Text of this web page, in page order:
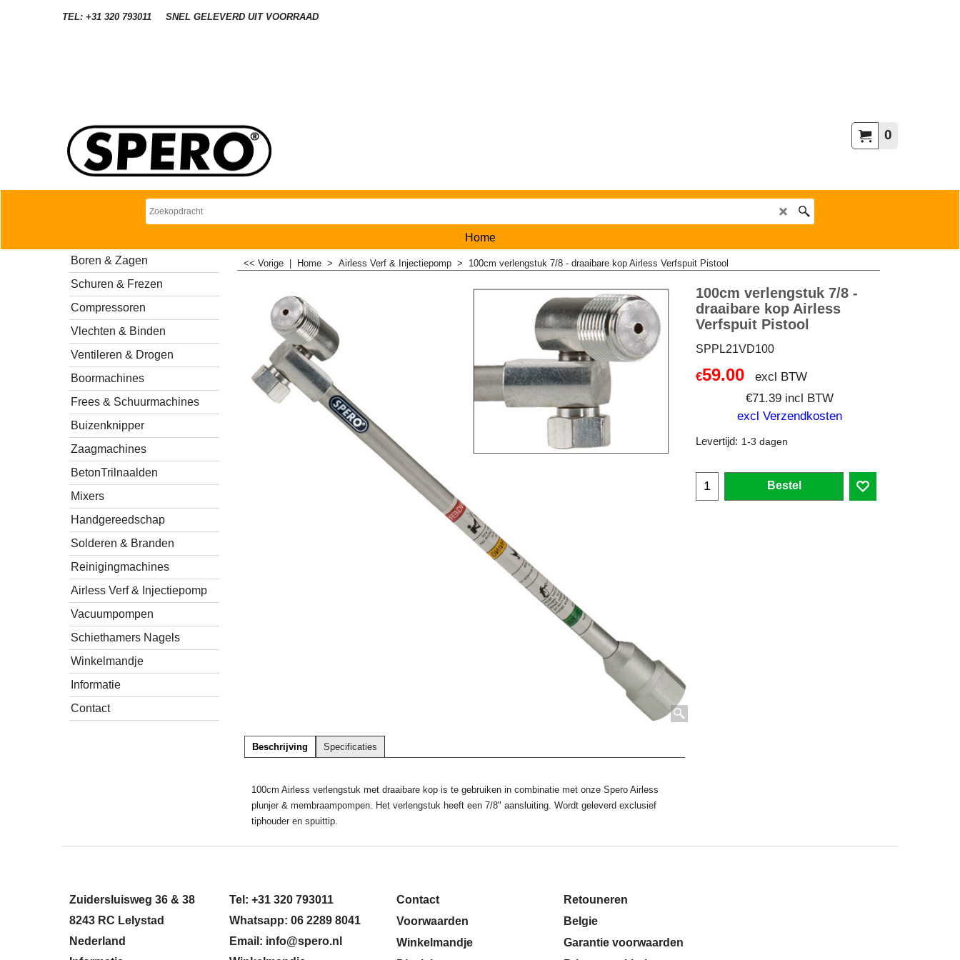
TEL: +31 320 793011 SNEL GELEVERD UIT VOORRAAD
0
Home
Boren & Zagen
Schuren & Frezen
Compressoren
Vlechten & Binden
Ventileren & Drogen
Boormachines
Frees & Schuurmachines
Buizenknipper
Zaagmachines
BetonTrilnaalden
Mixers
Handgereedschap
Solderen & Branden
Reinigingmachines
Airless Verf & Injectiepomp
Vacuumpompen
Schiethamers Nagels
Winkelmandje
Informatie
Contact
<< Vorige Home > Airless Verf & Injectiepomp > 100cm verlengstuk 7/8 - draaibare kop Airless Verfspuit Pistool
100cm verlengstuk 7/8 -
draaibare kop Airless
Verfspuit Pistool
SPPL21VD100
€59.00
excl BTW
€71.39 incl BTW
excl Verzendkosten
Levertijd: 1-3 dagen
Bestel
Beschrijving Specificaties
100cm Airless verlengstuk met draaibare kop is te gebruiken in combinatie met onze Spero Airless
plunjer & membraampompen. Het verlengstuk heeft een 7/8" aansluiting. Wordt geleverd exclusief
tiphouder en spuittip.
Zuidersluisweg 36 & 38
8243 RC Lelystad
Nederland
Tel: +31 320 793011
Whatsapp: 06 2289 8041
Email: info@spero.nl
Contact
Voorwaarden
Winkelmandje
Retouneren
Belgie
Garantie voorwaarden